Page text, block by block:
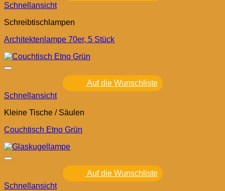
Schnellansicht
Schreibtischlampen
Architektenlampe 70er, 5 Stück
Auf die Wunschliste
Schnellansicht
Kleine Tische / Säulen
Couchtisch Etno Grün
Auf die Wunschliste
Schnellansicht